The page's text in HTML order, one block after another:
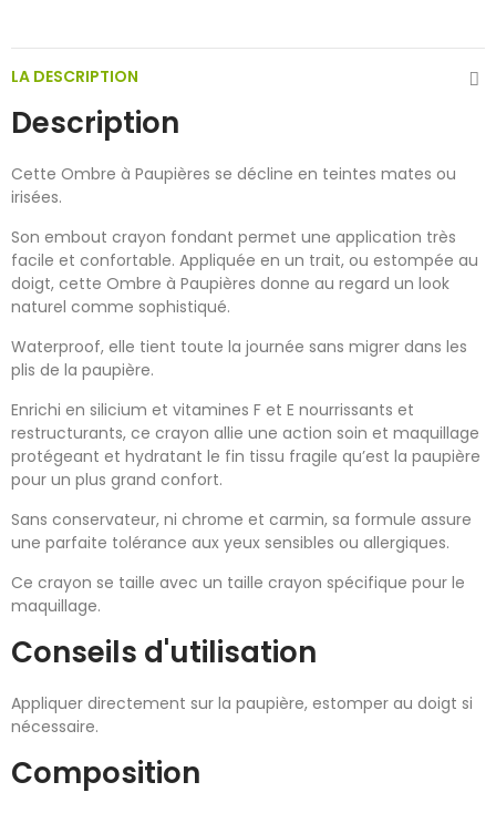
LA DESCRIPTION
Description
Cette Ombre à Paupières se décline en teintes mates ou
irisées.
Son embout crayon fondant permet une application très
facile et confortable. Appliquée en un trait, ou estompée au
doigt, cette Ombre à Paupières donne au regard un look
naturel comme sophistiqué.
Waterproof, elle tient toute la journée sans migrer dans les
plis de la paupière.
Enrichi en silicium et vitamines F et E nourrissants et
restructurants, ce crayon allie une action soin et maquillage
protégeant et hydratant le fin tissu fragile qu’est la paupière
pour un plus grand confort.
Sans conservateur, ni chrome et carmin, sa formule assure
une parfaite tolérance aux yeux sensibles ou allergiques.
Ce crayon se taille avec un taille crayon spécifique pour le
maquillage.
Conseils d'utilisation
Appliquer directement sur la paupière, estomper au doigt si
nécessaire.
Composition